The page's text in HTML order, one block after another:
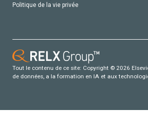
Politique de la vie privée
Tout le contenu de ce site: Copyright © 2026
de données, a la formation en IA et aux